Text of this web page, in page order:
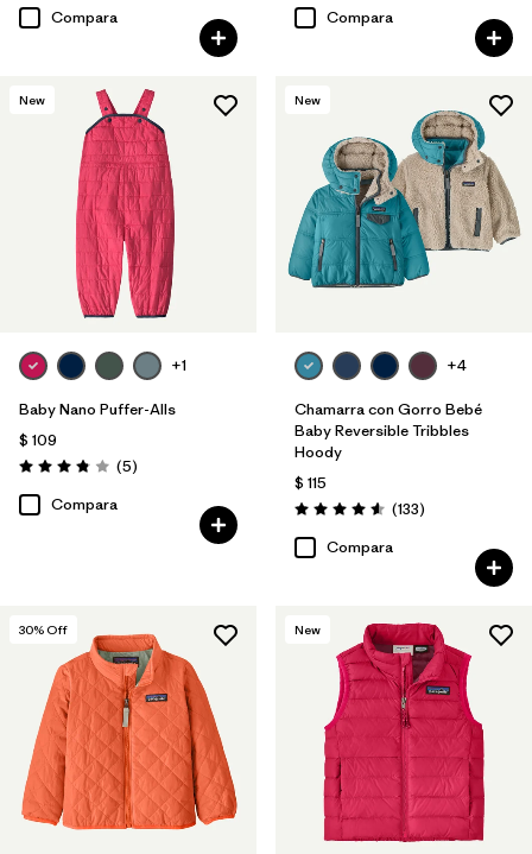
Compara
Compara
New
+1
Baby Nano Puffer-Alls
$ 109
Valoración: 3.8 / 5
(5Comentarios
)
Compara
New
+4
Chamarra con Gorro Bebé
Baby Reversible Tribbles
Hoody
$ 115
Valoración: 4.6 / 5
(133Comentarios
)
Compara
30% Off New